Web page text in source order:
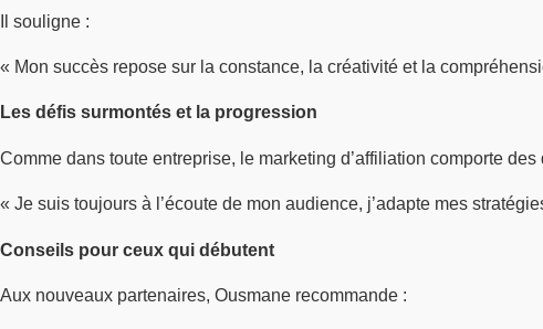
Il souligne :
« Mon succès repose sur la constance, la créativité et la
Les défis surmontés et la progression
Comme dans toute entreprise, le marketing d’affiliation comporte
« Je suis toujours à l’écoute de mon audience, j’adapte mes
Conseils pour ceux qui débutent
Aux nouveaux partenaires, Ousmane recommande :